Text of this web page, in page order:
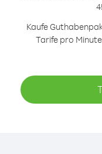
Kaufe
Tarife pro